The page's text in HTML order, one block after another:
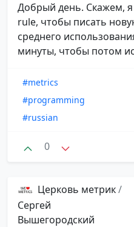
Добрый день. Скажем,
rule, чтобы писать
среднего
минуты, чтобы потом
#metrics
#programming
#russian
0
Церковь метрик/
Сергей
Вышегородский